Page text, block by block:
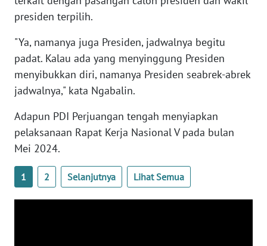
presiden terpilih.
"Ya, namanya juga Presiden, jadwalnya begitu
padat. Kalau ada yang menyinggung Presiden
menyibukkan diri, namanya Presiden seabrek-abrek
jadwalnya," kata Ngabalin.
Adapun PDI Perjuangan tengah menyiapkan
pelaksanaan Rapat Kerja Nasional V pada bulan
Mei 2024.
1 2 Selanjutnya Lihat Semua
NTT
WN
KEPRI
WN
PAPUA
WN
PAPUA
BARAT